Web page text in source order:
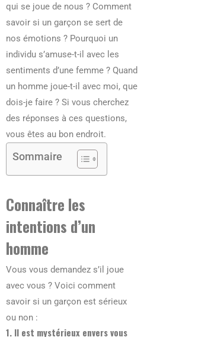
qui se joue de nous ? Comment
savoir si un garçon se sert de
nos émotions ? Pourquoi un
individu s’amuse-t-il avec les
sentiments d’une femme ? Quand
un homme joue-t-il avec moi, que
dois-je faire ? Si vous cherchez
des réponses à ces questions,
vous êtes au bon endroit.
Sommaire
Connaître les
intentions d’un
homme
Vous vous demandez s’il joue
avec vous ? Voici comment
savoir si un garçon est sérieux
ou non :
1. Il est mystérieux envers vous